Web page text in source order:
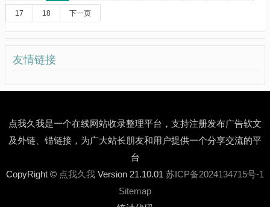
17 18 下一页
友情链接
点我久我是一个在线网站收录整理平台，支持注册发布广告软文
及外链、锚链接，为广大站长朋友和用户提供一个分享交流的平
台
CopyRight © 点我久我 Version 21.10.01 苏ICP备2024134715号-1
Sitemap